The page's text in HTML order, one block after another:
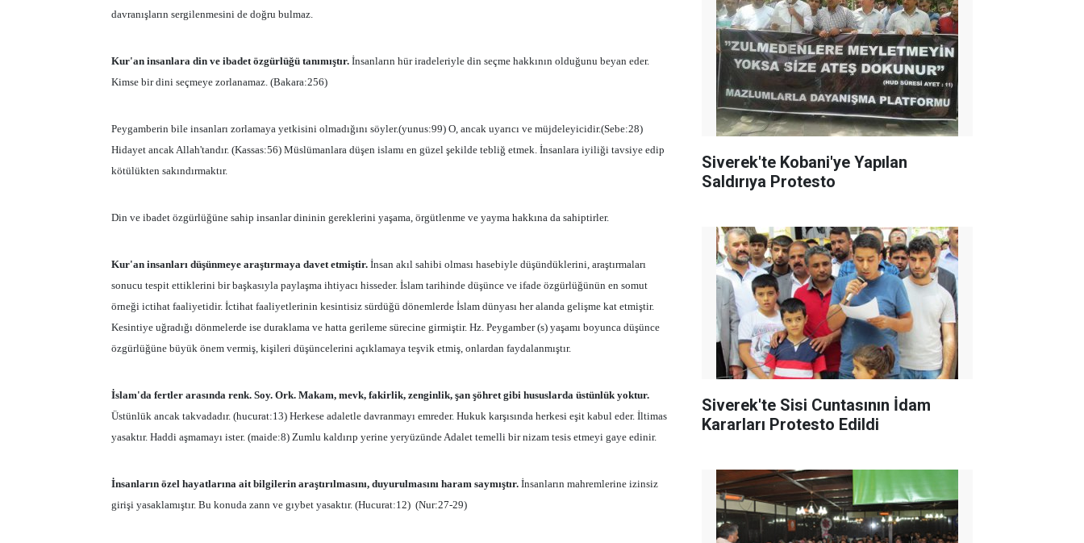
davranışların sergilenmesini de doğru bulmaz.
Kur'an insanlara din ve ibadet özgürlüğü tanımıştır. İnsanların hür iradeleriyle din seçme hakkının olduğunu beyan eder.
Kimse bir dini seçmeye zorlanamaz. (Bakara:256)
Peygamberin bile insanları zorlamaya yetkisini olmadığını söyler.(yunus:99) O, ancak uyarıcı ve müjdeleyicidir.(Sebe:28)
Hidayet ancak Allah'tandır. (Kassas:56) Müslümanlara düşen islamı en güzel şekilde tebliğ etmek. İnsanlara iyiliği tavsiye edip
kötülükten sakındırmaktır.
Din ve ibadet özgürlüğüne sahip insanlar dininin gereklerini yaşama, örgütlenme ve yayma hakkına da sahiptirler.
Kur'an insanları düşünmeye araştırmaya davet etmiştir. İnsan akıl sahibi olması hasebiyle düşündüklerini, araştırmaları
sonucu tespit ettiklerini bir başkasıyla paylaşma ihtiyacı hisseder. İslam tarihinde düşünce ve ifade özgürlüğünün en somut
örneği ictihat faaliyetidir. İctihat faaliyetlerinin kesintisiz sürdüğü dönemlerde İslam dünyası her alanda gelişme kat etmiştir.
Kesintiye uğradığı dönmelerde ise duraklama ve hatta gerileme sürecine girmiştir. Hz. Peygamber (s) yaşamı boyunca düşünce
özgürlüğüne büyük önem vermiş, kişileri düşüncelerini açıklamaya teşvik etmiş, onlardan faydalanmıştır.
İslam'da fertler arasında renk. Soy. Ork. Makam, mevk, fakirlik, zenginlik, şan şöhret gibi hususlarda üstünlük yoktur.
Üstünlük ancak takvadadır. (hucurat:13) Herkese adaletle davranmayı emreder. Hukuk karşısında herkesi eşit kabul eder. İltimas
yasaktır. Haddi aşmamayı ister. (maide:8) Zumlu kaldırıp yerine yeryüzünde Adalet temelli bir nizam tesis etmeyi gaye edinir.
İnsanların özel hayatlarına ait bilgilerin araştırılmasını, duyurulmasını haram saymıştır. İnsanların mahremlerine izinsiz
girişi yasaklamıştır. Bu konuda zann ve gıybet yasaktır. (Hucurat:12) (Nur:27-29)
Siverek'te Kobani'ye Yapılan
Saldırıya Protesto
Siverek'te Sisi Cuntasının İdam
Kararları Protesto Edildi